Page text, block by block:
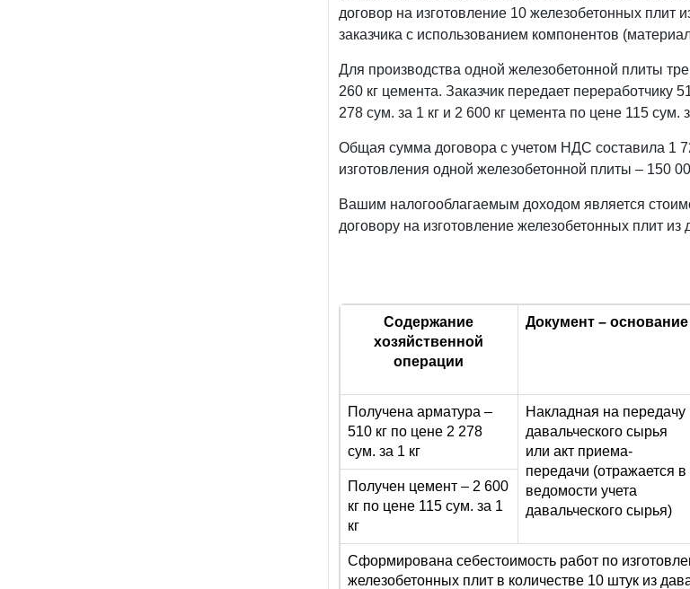
НК
договор на изготовление 10 железобетонных плит
заказчика с использованием компонентов
Для производства одной железобетонной плиты
260 кг цемента. Заказчик передает переработчику
278 сум. за 1 кг и 2 600 кг цемента по цене 115 сум.
Общая сумма договора с учетом НДС составила 1
изготовления одной железобетонной плиты – 150
Вашим налогооблагаемым доходом является
договору на изготовление железобетонных плит из
Содержание
хозяйственной
операции
Документ – основание
Получена арматура –
510 кг по цене 2 278
сум. за 1 кг
Накладная на передачу
давальческого сырья
или акт приема-
передачи (отражается в
ведомости учета
давальческого сырья)
Получен цемент – 2 600
кг по цене 115 сум. за 1
кг
Сформирована себестоимость работ по
железобетонных плит в количестве 10 штук из